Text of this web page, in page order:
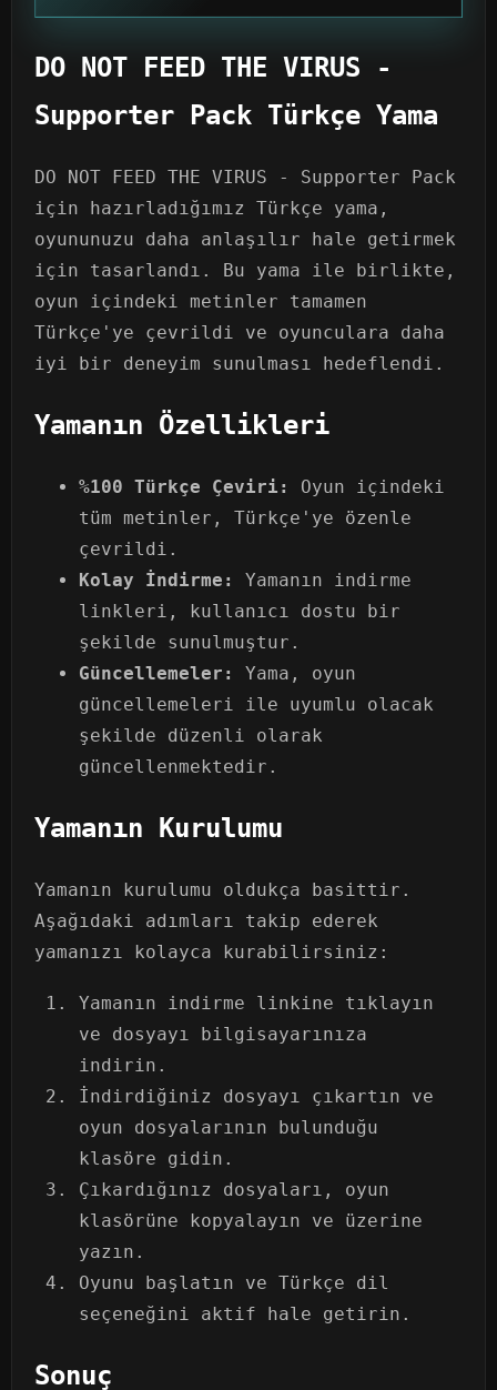
DO NOT FEED THE VIRUS -
Supporter Pack Türkçe Yama
DO NOT FEED THE VIRUS - Supporter Pack
için hazırladığımız Türkçe yama,
oyununuzu daha anlaşılır hale getirmek
için tasarlandı. Bu yama ile birlikte,
oyun içindeki metinler tamamen
Türkçe'ye çevrildi ve oyunculara daha
iyi bir deneyim sunulması hedeflendi.
Yamanın Özellikleri
%100 Türkçe Çeviri:
Oyun içindeki
tüm metinler, Türkçe'ye özenle
çevrildi.
Kolay İndirme:
Yamanın indirme
linkleri, kullanıcı dostu bir
şekilde sunulmuştur.
Güncellemeler:
Yama, oyun
güncellemeleri ile uyumlu olacak
şekilde düzenli olarak
güncellenmektedir.
Yamanın Kurulumu
Yamanın kurulumu oldukça basittir.
Aşağıdaki adımları takip ederek
yamanızı kolayca kurabilirsiniz:
Yamanın indirme linkine tıklayın
ve dosyayı bilgisayarınıza
indirin.
İndirdiğiniz dosyayı çıkartın ve
oyun dosyalarının bulunduğu
klasöre gidin.
Çıkardığınız dosyaları, oyun
klasörüne kopyalayın ve üzerine
yazın.
Oyunu başlatın ve Türkçe dil
seçeneğini aktif hale getirin.
Sonuç